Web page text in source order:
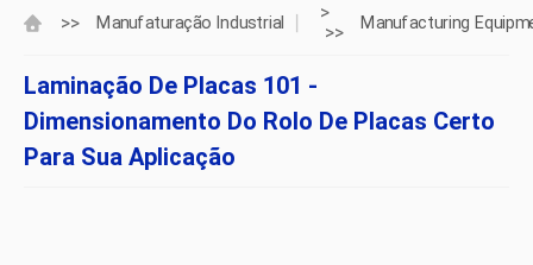
>> Manufaturação Industrial
>
>>
Manufacturing
Laminação De Placas 101 -
Dimensionamento Do Rolo De Placas Certo
Para Sua Aplicação